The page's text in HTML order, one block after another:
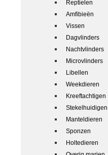
Reptielen
Amfibieën
Vissen
Dagvlinders
Nachtvlinders
Microvlinders
Libellen
Weekdieren
Kreeftachtigen
Stekelhuidigen
Manteldieren
Sponzen
Holtedieren